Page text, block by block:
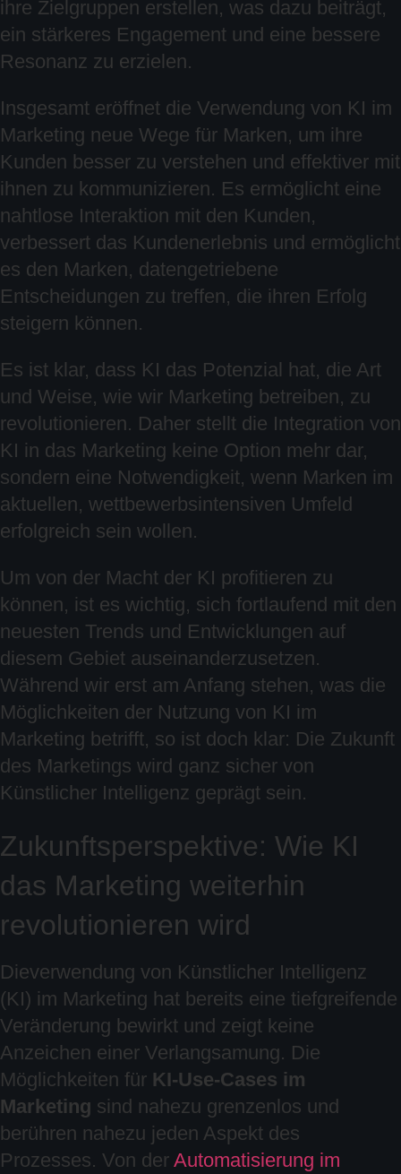
ihre Zielgruppen erstellen, was dazu beiträgt,
ein stärkeres Engagement und eine bessere
Resonanz zu erzielen.
Insgesamt eröffnet die Verwendung von KI im
Marketing neue Wege für Marken, um ihre
Kunden besser zu verstehen und effektiver mit
ihnen zu kommunizieren. Es ermöglicht eine
nahtlose Interaktion mit den Kunden,
verbessert das Kundenerlebnis und ermöglicht
es den Marken, datengetriebene
Entscheidungen zu treffen, die ihren Erfolg
steigern können.
Es ist klar, dass KI das Potenzial hat, die Art
und Weise, wie wir Marketing betreiben, zu
revolutionieren. Daher stellt die Integration von
KI in das Marketing keine Option mehr dar,
sondern eine Notwendigkeit, wenn Marken im
aktuellen, wettbewerbsintensiven Umfeld
erfolgreich sein wollen.
Um von der Macht der KI profitieren zu
können, ist es wichtig, sich fortlaufend mit den
neuesten Trends und Entwicklungen auf
diesem Gebiet auseinanderzusetzen.
Während wir erst am Anfang stehen, was die
Möglichkeiten der Nutzung von KI im
Marketing betrifft, so ist doch klar: Die Zukunft
des Marketings wird ganz sicher von
Künstlicher Intelligenz geprägt sein.
Zukunftsperspektive: Wie KI
das Marketing weiterhin
revolutionieren wird
Dieverwendung von Künstlicher Intelligenz
(KI) im Marketing hat bereits eine tiefgreifende
Veränderung bewirkt und zeigt keine
Anzeichen einer Verlangsamung. Die
Möglichkeiten für KI-Use-Cases im
Marketing sind nahezu grenzenlos und
berühren nahezu jeden Aspekt des
Prozesses. Von der Automatisierung im